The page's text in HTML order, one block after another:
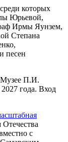
которых
Юрьевой,
Ирмы Яунзем,
Степана
песен
Музее П.И.
года. Вход
с